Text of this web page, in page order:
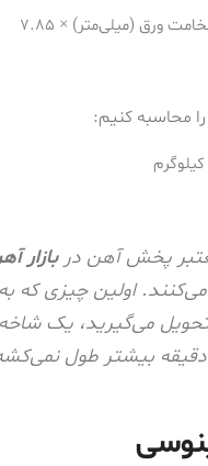
ورق (میلی‌متر) × 7.85
پخش آهن دربازار
می‌کنند. اولین چیزی که
می‌گیرید، یک شاخه
استاندارد مقایسه کنید. این کار ۵